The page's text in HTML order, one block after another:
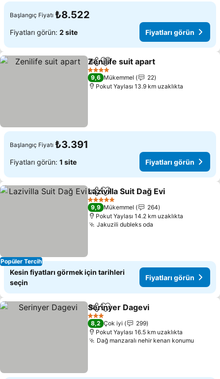
Başlangıç Fiyatı ₺8.522
Fiyatları görün: 2 site Fiyatları görün
PaylaşFavorilerime ekle
Zenilife suit apart
4 Yıldız
9,6 Mükemmel
22
Pokut Yaylası 13.9 km uzaklıkta
Başlangıç Fiyatı ₺3.391
Fiyatları görün: 1 site Fiyatları görün
Popüler Tercih
PaylaşFavorilerime ekle
Lazivilla Suit Dağ Evi
5 Yıldız
9,9 Mükemmel
264
Pokut Yaylası 14.2 km uzaklıkta
Jakuzili dubleks oda
Kesin fiyatları görmek için tarihleri
seçin
Fiyatları görün
PaylaşFavorilerime ekle
Serinyer Dagevi
3 Yıldız
8,2 Çok iyi
299
Pokut Yaylası 16.5 km uzaklıkta
Dağ manzaralı nehir kenarı konumu